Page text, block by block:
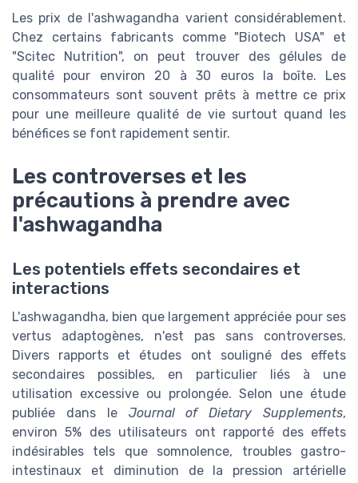
Les prix de l'ashwagandha varient considérablement.
Chez certains fabricants comme "Biotech USA" et
"Scitec Nutrition", on peut trouver des gélules de
qualité pour environ 20 à 30 euros la boîte. Les
consommateurs sont souvent prêts à mettre ce prix
pour une meilleure qualité de vie surtout quand les
bénéfices se font rapidement sentir.
Les controverses et les
précautions à prendre avec
l'ashwagandha
Les potentiels effets secondaires et
interactions
L'ashwagandha, bien que largement appréciée pour ses
vertus adaptogènes, n'est pas sans controverses.
Divers rapports et études ont souligné des effets
secondaires possibles, en particulier liés à une
utilisation excessive ou prolongée. Selon une étude
publiée dans le Journal of Dietary Supplements,
environ 5% des utilisateurs ont rapporté des effets
indésirables tels que somnolence, troubles gastro-
intestinaux et diminution de la pression artérielle